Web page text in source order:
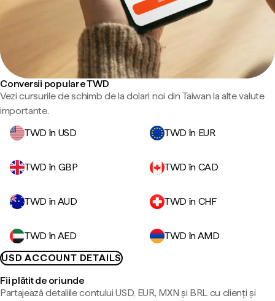
Conversii populare TWD
Vezi cursurile de schimb de la dolari noi din Taiwan la alte valute
importante.
TWD în USD
TWD în EUR
TWD în GBP TWD în CAD
TWD în AUD TWD în CHF
TWD în AED
TWD în AMD
USD ACCOUNT DETAILS
Fii plătit de oriunde
Partajează detaliile contului USD, EUR, MXN și BRL cu clienți și